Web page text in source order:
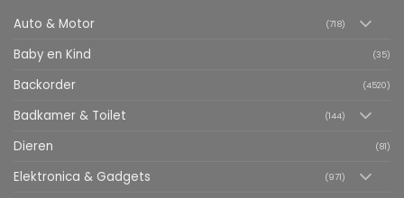
Auto & Motor (718)
Baby en Kind (35)
Backorder (4520)
Badkamer & Toilet (144)
Dieren (81)
Elektronica & Gadgets (971)